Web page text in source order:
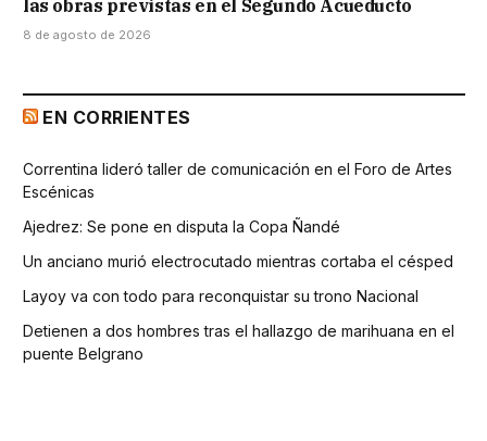
las obras previstas en el Segundo Acueducto
8 de agosto de 2026
EN CORRIENTES
Correntina lideró taller de comunicación en el Foro de Artes
Escénicas
Ajedrez: Se pone en disputa la Copa Ñandé
Un anciano murió electrocutado mientras cortaba el césped
Layoy va con todo para reconquistar su trono Nacional
Detienen a dos hombres tras el hallazgo de marihuana en el
puente Belgrano